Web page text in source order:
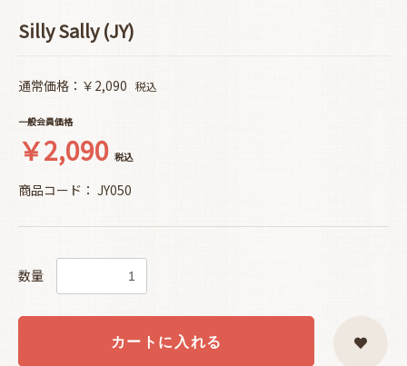
Silly Sally (JY)
通常価格：￥2,090 税込
一般会員価格
￥2,090 税込
商品コード： JY050
数量
カートに入れる